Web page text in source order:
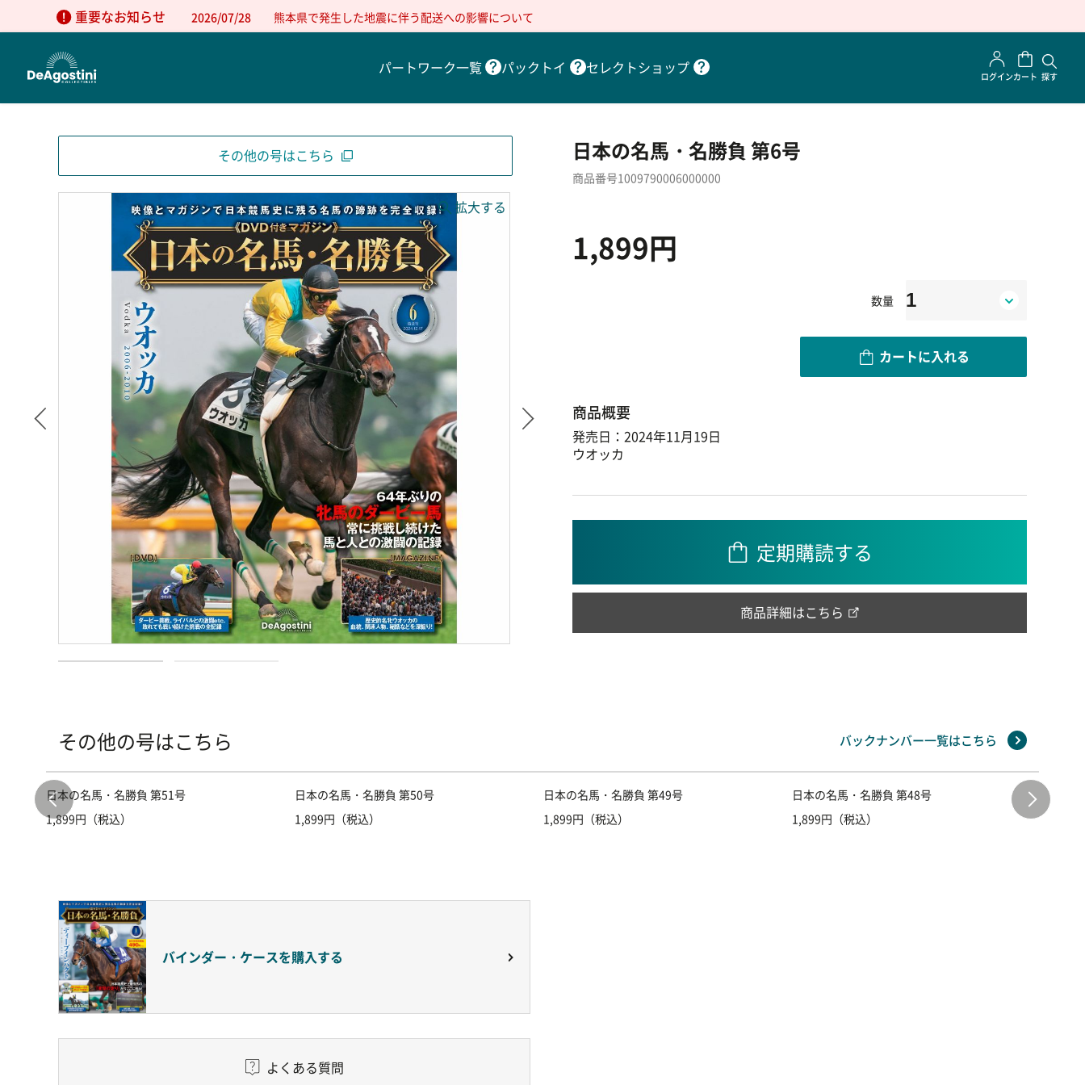
2026/07/28
重要なお知らせ 熊本県で発生した地震に伴う配送への影響について
パートワーク一覧 パックトイ セレクトショップ ログインカート 探す
その他の号はこちら 日本の名馬・名勝負 第6号
商品番号1009790006000000
1,899円
数量
カートに入れる
商品概要
発売日：2024年11月19日
ウオッカ
定期購読する
商品詳細はこちら
その他の号はこちら
日本の名馬・名勝負 第51号
1,899円（税込）
日本の名馬・名勝負 第50号
1,899円（税込）
日本の名馬・名勝負 第49号
1,899円（税込）
日本の名馬・名勝負 第48号
1,899円（税込）
日本の
1,899円
バックナンバー一覧はこちら
バインダー・ケースを購入する
よくある質問